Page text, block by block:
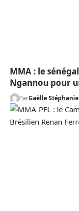
MMA : le
Ngannou pour
ParGaëlle